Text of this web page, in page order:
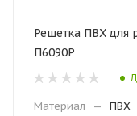
Решетка ПВХ для
П6090Р
Материал —
ПВХ